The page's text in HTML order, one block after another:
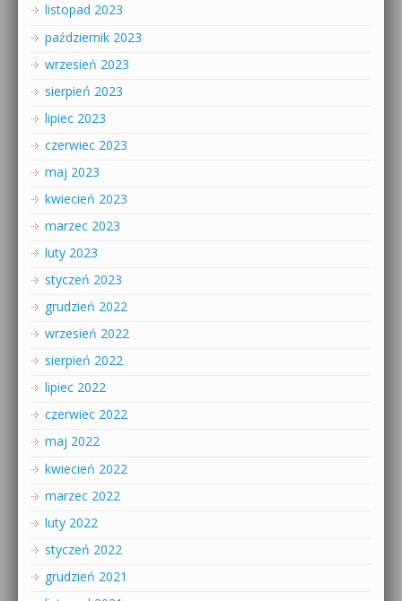
listopad 2023
październik 2023
wrzesień 2023
sierpień 2023
lipiec 2023
czerwiec 2023
maj 2023
kwiecień 2023
marzec 2023
luty 2023
styczeń 2023
grudzień 2022
wrzesień 2022
sierpień 2022
lipiec 2022
czerwiec 2022
maj 2022
kwiecień 2022
marzec 2022
luty 2022
styczeń 2022
grudzień 2021